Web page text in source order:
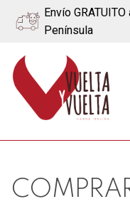
Envío
Península
Ir
a
navegación
Ir
al
contenido
Quiénes somos
Ternera